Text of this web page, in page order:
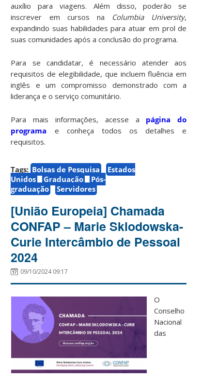
auxílio para viagens. Além disso, poderão se
inscrever em cursos na Columbia University,
expandindo suas habilidades para atuar em prol de
suas comunidades após a conclusão do programa.
Para se candidatar, é necessário atender aos
requisitos de elegibilidade, que incluem fluência em
inglês e um compromisso demonstrado com a
liderança e o serviço comunitário.
Para mais informações, acesse a página do
programa e conheça todos os detalhes e
requisitos.
Tags: Bolsas de Pesquisa
Estados
Unidos
Graduação
Pós-
graduação
Servidores
[União Europeia] Chamada
CONFAP – Marie Sklodowska-
Curie Intercâmbio de Pessoal
2024
09/10/2024 09:17
O
Conselho
Nacional
das